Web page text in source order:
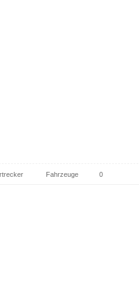
Fahrzeuge 0